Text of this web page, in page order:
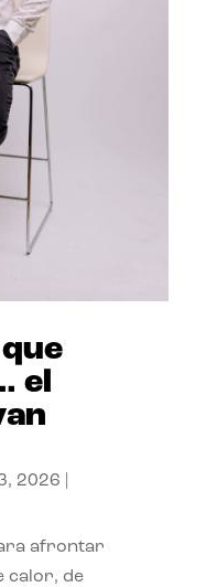
el
2026
afrontar
calor, de